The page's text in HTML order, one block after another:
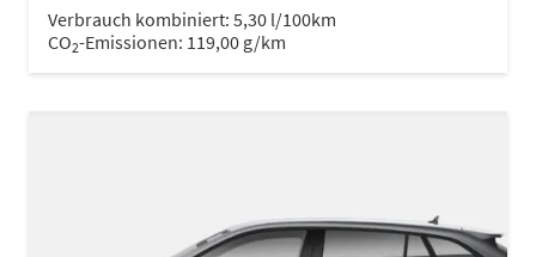
Verbrauch kombiniert: 5,30 l/100km
CO2-Emissionen: 119,00 g/km